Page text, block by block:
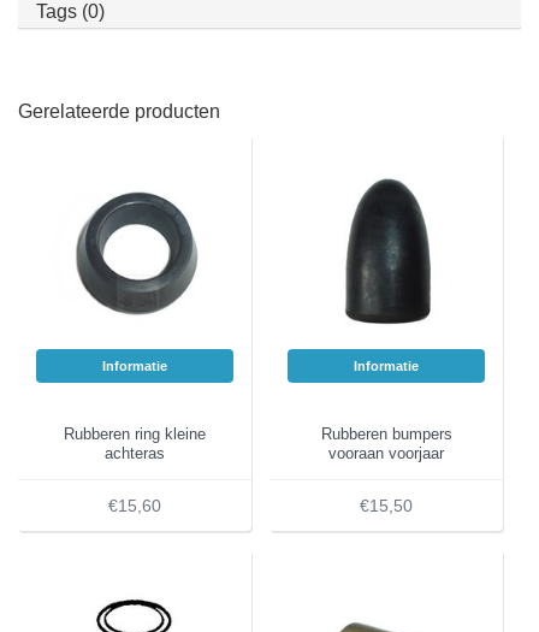
Tags (0)
Gerelateerde producten
Informatie
Rubberen ring kleine
achteras
€15,60
Informatie
Rubberen bumpers
vooraan voorjaar
€15,50